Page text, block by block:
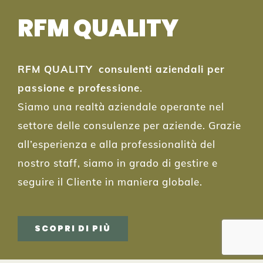
RFM QUALITY
RFM QUALITY consulenti aziendali per
passione e professione.
Siamo una realtà aziendale operante nel
settore delle consulenze per aziende. Grazie
all’esperienza e alla professionalità del
nostro staff, siamo in grado di gestire e
seguire il Cliente in maniera globale.
SCOPRI DI PIÙ